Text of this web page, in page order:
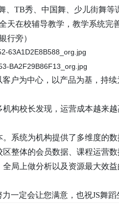
、TB秀、中国舞、少儿街舞等
在校辅导教学，教学系统完
行旁）
户为中心，以产品为基，持
构校长发现，运营成本越来
系统为机构提供了多维度的
整体的会员数据、课程运营
局上做分析以及资源最大效
一定会让您满意，也祝JS舞蹈